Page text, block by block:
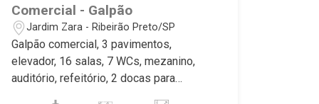
Comercial - Galpão
Jardim Zara - Ribeirão Preto/SP
Galpão comercial, 3 pavimentos,
elevador, 16 salas, 7 WCs, mezanino,
auditório, refeitório, 2 docas para